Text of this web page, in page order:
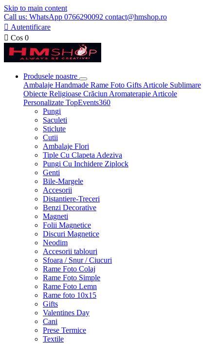
Skip to main content
Call us: WhatsApp 0766290092 contact@hmshop.ro
 Autentificare
 Cos 0
Produsele noastre
Ambalaje Handmade Rame Foto Gifts Articole Sublimare
Obiecte Religioase Crăciun Aromaterapie Articole
Personalizate TopEvents360
Pungi
Saculeti
Sticlute
Cutii
Ambalaje Flori
Tiple Cu Clapeta Adeziva
Pungi Cu Inchidere Ziplock
Genti
Bile-Margele
Accesorii
Distantiere-Treceri
Benzi Decorative
Magneti
Folii Magnetice
Discuri Magnetice
Neodim
Accesorii tablouri
Sfoara / Snur / Ciucuri
Rame Foto Colaj
Rame Foto Simple
Rame Foto Lemn
Rame foto 10x15
Gifts
Valentines Day
Cani
Prese Termice
Textile